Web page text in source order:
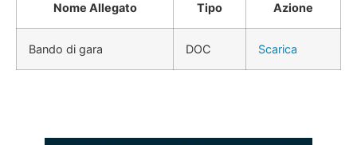
Nome Allegato Tipo Azione
Bando di gara DOC Scarica